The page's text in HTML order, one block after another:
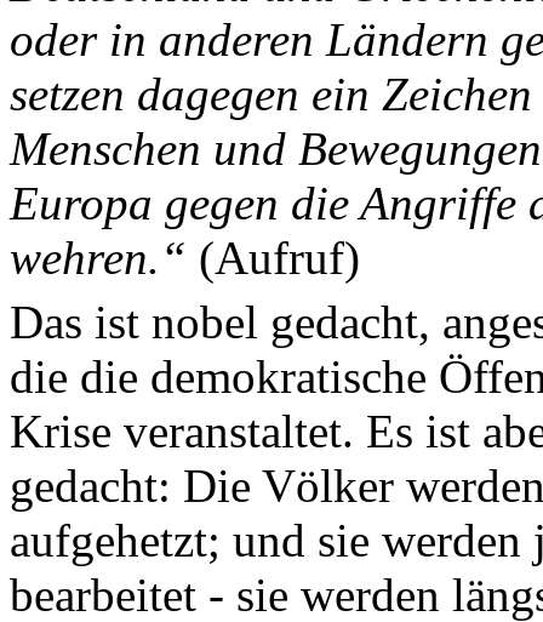
oder in anderen Ländern
setzen dagegen ein
Menschen und
Europa gegen die Angriffe
wehren.“ (Aufruf)
Das ist nobel gedacht,
die die demokratische
Krise veranstaltet. Es ist
gedacht: Die Völker
aufgehetzt; und sie
bearbeitet - sie werden